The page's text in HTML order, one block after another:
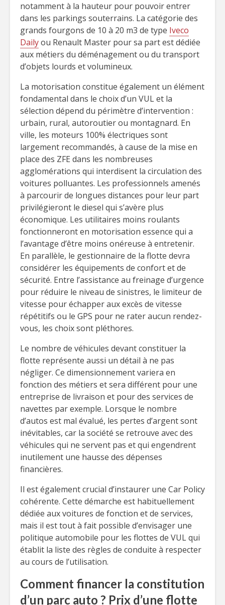
notamment à la hauteur pour pouvoir entrer
dans les parkings souterrains. La catégorie des
grands fourgons de 10 à 20 m3 de type Iveco
Dailyou Renault Master pour sa part est dédiée
aux métiers du déménagement ou du transport
d’objets lourds et volumineux.
La motorisation constitue également un élément
fondamental dans le choix d’un VUL et la
sélection dépend du périmètre d’intervention :
urbain, rural, autoroutier ou montagnard. En
ville, les moteurs 100% électriques sont
largement recommandés, à cause de la mise en
place des ZFE dans les nombreuses
agglomérations qui interdisent la circulation des
voitures polluantes. Les professionnels amenés
à parcourir de longues distances pour leur part
privilégieront le diesel qui s’avère plus
économique. Les utilitaires moins roulants
fonctionneront en motorisation essence qui a
l’avantage d’être moins onéreuse à entretenir.
En parallèle, le gestionnaire de la flotte devra
considérer les équipements de confort et de
sécurité. Entre l’assistance au freinage d’urgence
pour réduire le niveau de sinistres, le limiteur de
vitesse pour échapper aux excès de vitesse
répétitifs ou le GPS pour ne rater aucun rendez-
vous, les choix sont pléthores.
Le nombre de véhicules devant constituer la
flotte représente aussi un détail à ne pas
négliger. Ce dimensionnement variera en
fonction des métiers et sera différent pour une
entreprise de livraison et pour des services de
navettes par exemple. Lorsque le nombre
d’autos est mal évalué, les pertes d’argent sont
inévitables, car la société se retrouve avec des
véhicules qui ne servent pas et qui engendrent
inutilement une hausse des dépenses
financières.
Il est également crucial d’instaurer une Car Policy
cohérente. Cette démarche est habituellement
dédiée aux voitures de fonction et de services,
mais il est tout à fait possible d’envisager une
politique automobile pour les flottes de VUL qui
établit la liste des règles de conduite à respecter
au cours de l’utilisation.
Comment financer la constitution
d’un parc auto ? Prix d’une flotte